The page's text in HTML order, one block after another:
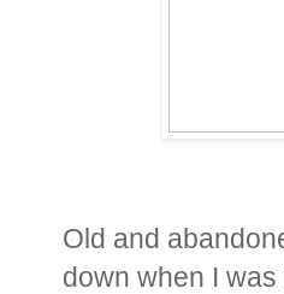
Old and
down when I